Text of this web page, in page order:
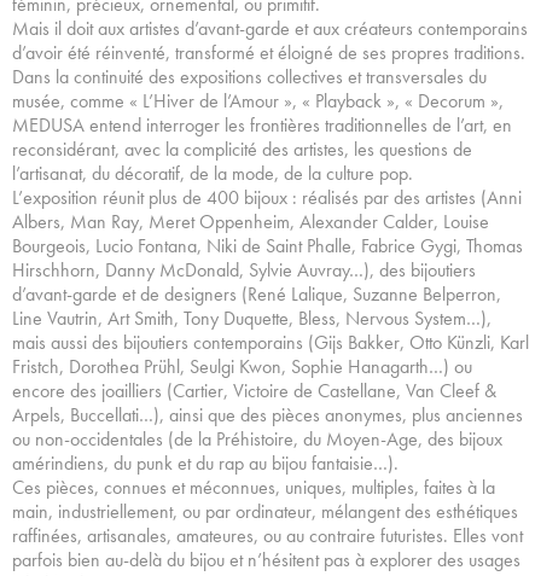
Mais il doit aux artistes d’avant-garde et aux créateurs contemporains
d’avoir été réinventé, transformé et éloigné de ses propres traditions.
Dans la continuité des expositions collectives et transversales du
musée, comme « L’Hiver de l’Amour », « Playback », « Decorum »,
MEDUSA entend interroger les frontières traditionnelles de l’art, en
reconsidérant, avec la complicité des artistes, les questions de
l’artisanat, du décoratif, de la mode, de la culture pop.
L’exposition réunit plus de 400 bijoux : réalisés par des artistes (Anni
Albers, Man Ray, Meret Oppenheim, Alexander Calder, Louise
Bourgeois, Lucio Fontana, Niki de Saint Phalle, Fabrice Gygi, Thomas
Hirschhorn, Danny McDonald, Sylvie Auvray…), des bijoutiers
d’avant-garde et de designers (René Lalique, Suzanne Belperron,
Line Vautrin, Art Smith, Tony Duquette, Bless, Nervous System…),
mais aussi des bijoutiers contemporains (Gijs Bakker, Otto Künzli, Karl
Fristch, Dorothea Prühl, Seulgi Kwon, Sophie Hanagarth…) ou
encore des joailliers (Cartier, Victoire de Castellane, Van Cleef &
Arpels, Buccellati…), ainsi que des pièces anonymes, plus anciennes
ou non-occidentales (de la Préhistoire, du Moyen-Age, des bijoux
amérindiens, du punk et du rap au bijou fantaisie…).
Ces pièces, connues et méconnues, uniques, multiples, faites à la
main, industriellement, ou par ordinateur, mélangent des esthétiques
raffinées, artisanales, amateures, ou au contraire futuristes. Elles vont
parfois bien au-delà du bijou et n’hésitent pas à explorer des usages